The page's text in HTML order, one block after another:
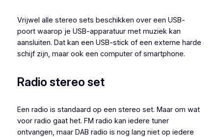
Vrijwel alle stereo sets beschikken over een USB-
poort waarop je USB-apparatuur met muziek kan
aansluiten. Dat kan een USB-stick of een externe harde
schijf zijn, maar ook een computer of smartphone.
Radio stereo set
Een radio is standaard op een stereo set. Maar om wat
voor radio gaat het. FM radio kan iedere tuner
ontvangen, maar DAB radio is nog lang niet op iedere